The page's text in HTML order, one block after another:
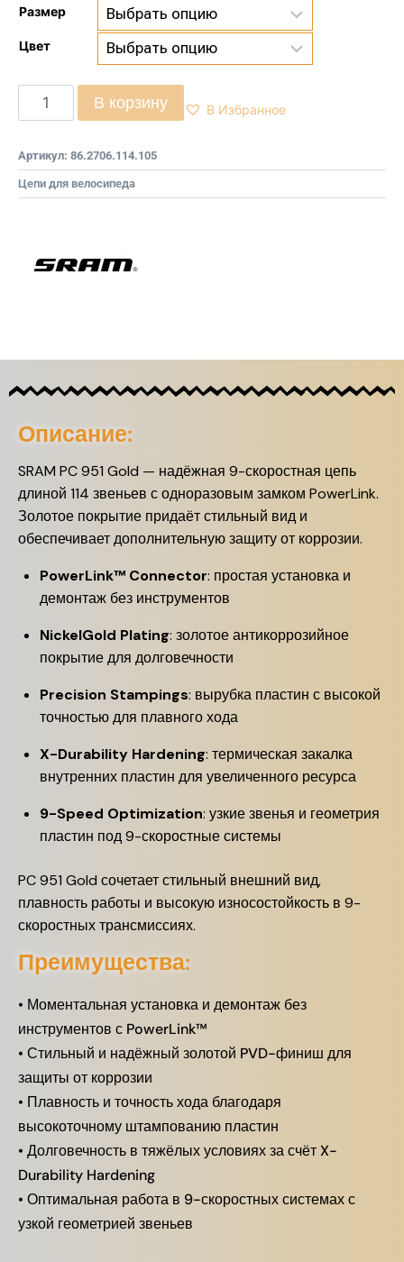
Размер
Цвет
В корзину В Избранное
Артикул: 86.2706.114.105
Цепи для велосипеда
Описание:
SRAM PC 951 Gold — надёжная 9-скоростная цепь
длиной 114 звеньев с одноразовым замком PowerLink.
Золотое покрытие придаёт стильный вид и
обеспечивает дополнительную защиту от коррозии.
PowerLink™ Connector: простая установка и
демонтаж без инструментов
NickelGold Plating: золотое антикоррозийное
покрытие для долговечности
Precision Stampings: вырубка пластин с высокой
точностью для плавного хода
X-Durability Hardening: термическая закалка
внутренних пластин для увеличенного ресурса
9-Speed Optimization: узкие звенья и геометрия
пластин под 9-скоростные системы
PC 951 Gold сочетает стильный внешний вид,
плавность работы и высокую износостойкость в 9-
скоростных трансмиссиях.
Преимущества:
• Моментальная установка и демонтаж без
инструментов с PowerLink™
• Стильный и надёжный золотой PVD-финиш для
защиты от коррозии
• Плавность и точность хода благодаря
высокоточному штампованию пластин
• Долговечность в тяжёлых условиях за счёт X-
Durability Hardening
• Оптимальная работа в 9-скоростных системах с
узкой геометрией звеньев